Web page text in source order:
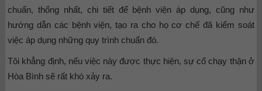
chuẩn, thống nhất, chi tiết để bệnh viện áp dụng, cũng như
hướng dẫn các bệnh viện, tạo ra cho họ cơ chế đã kiểm soát
việc áp dụng những quy trình chuẩn đó.
Tôi khẳng định, nếu việc này được thực hiện, sự cố chạy thận ở
Hòa Bình sẽ rất khó xảy ra.